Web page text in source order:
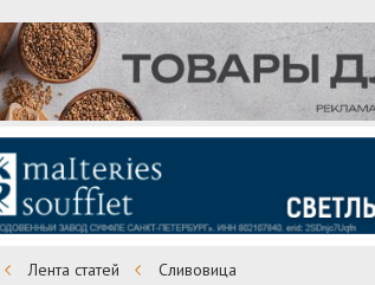
Лента статей Сливовица